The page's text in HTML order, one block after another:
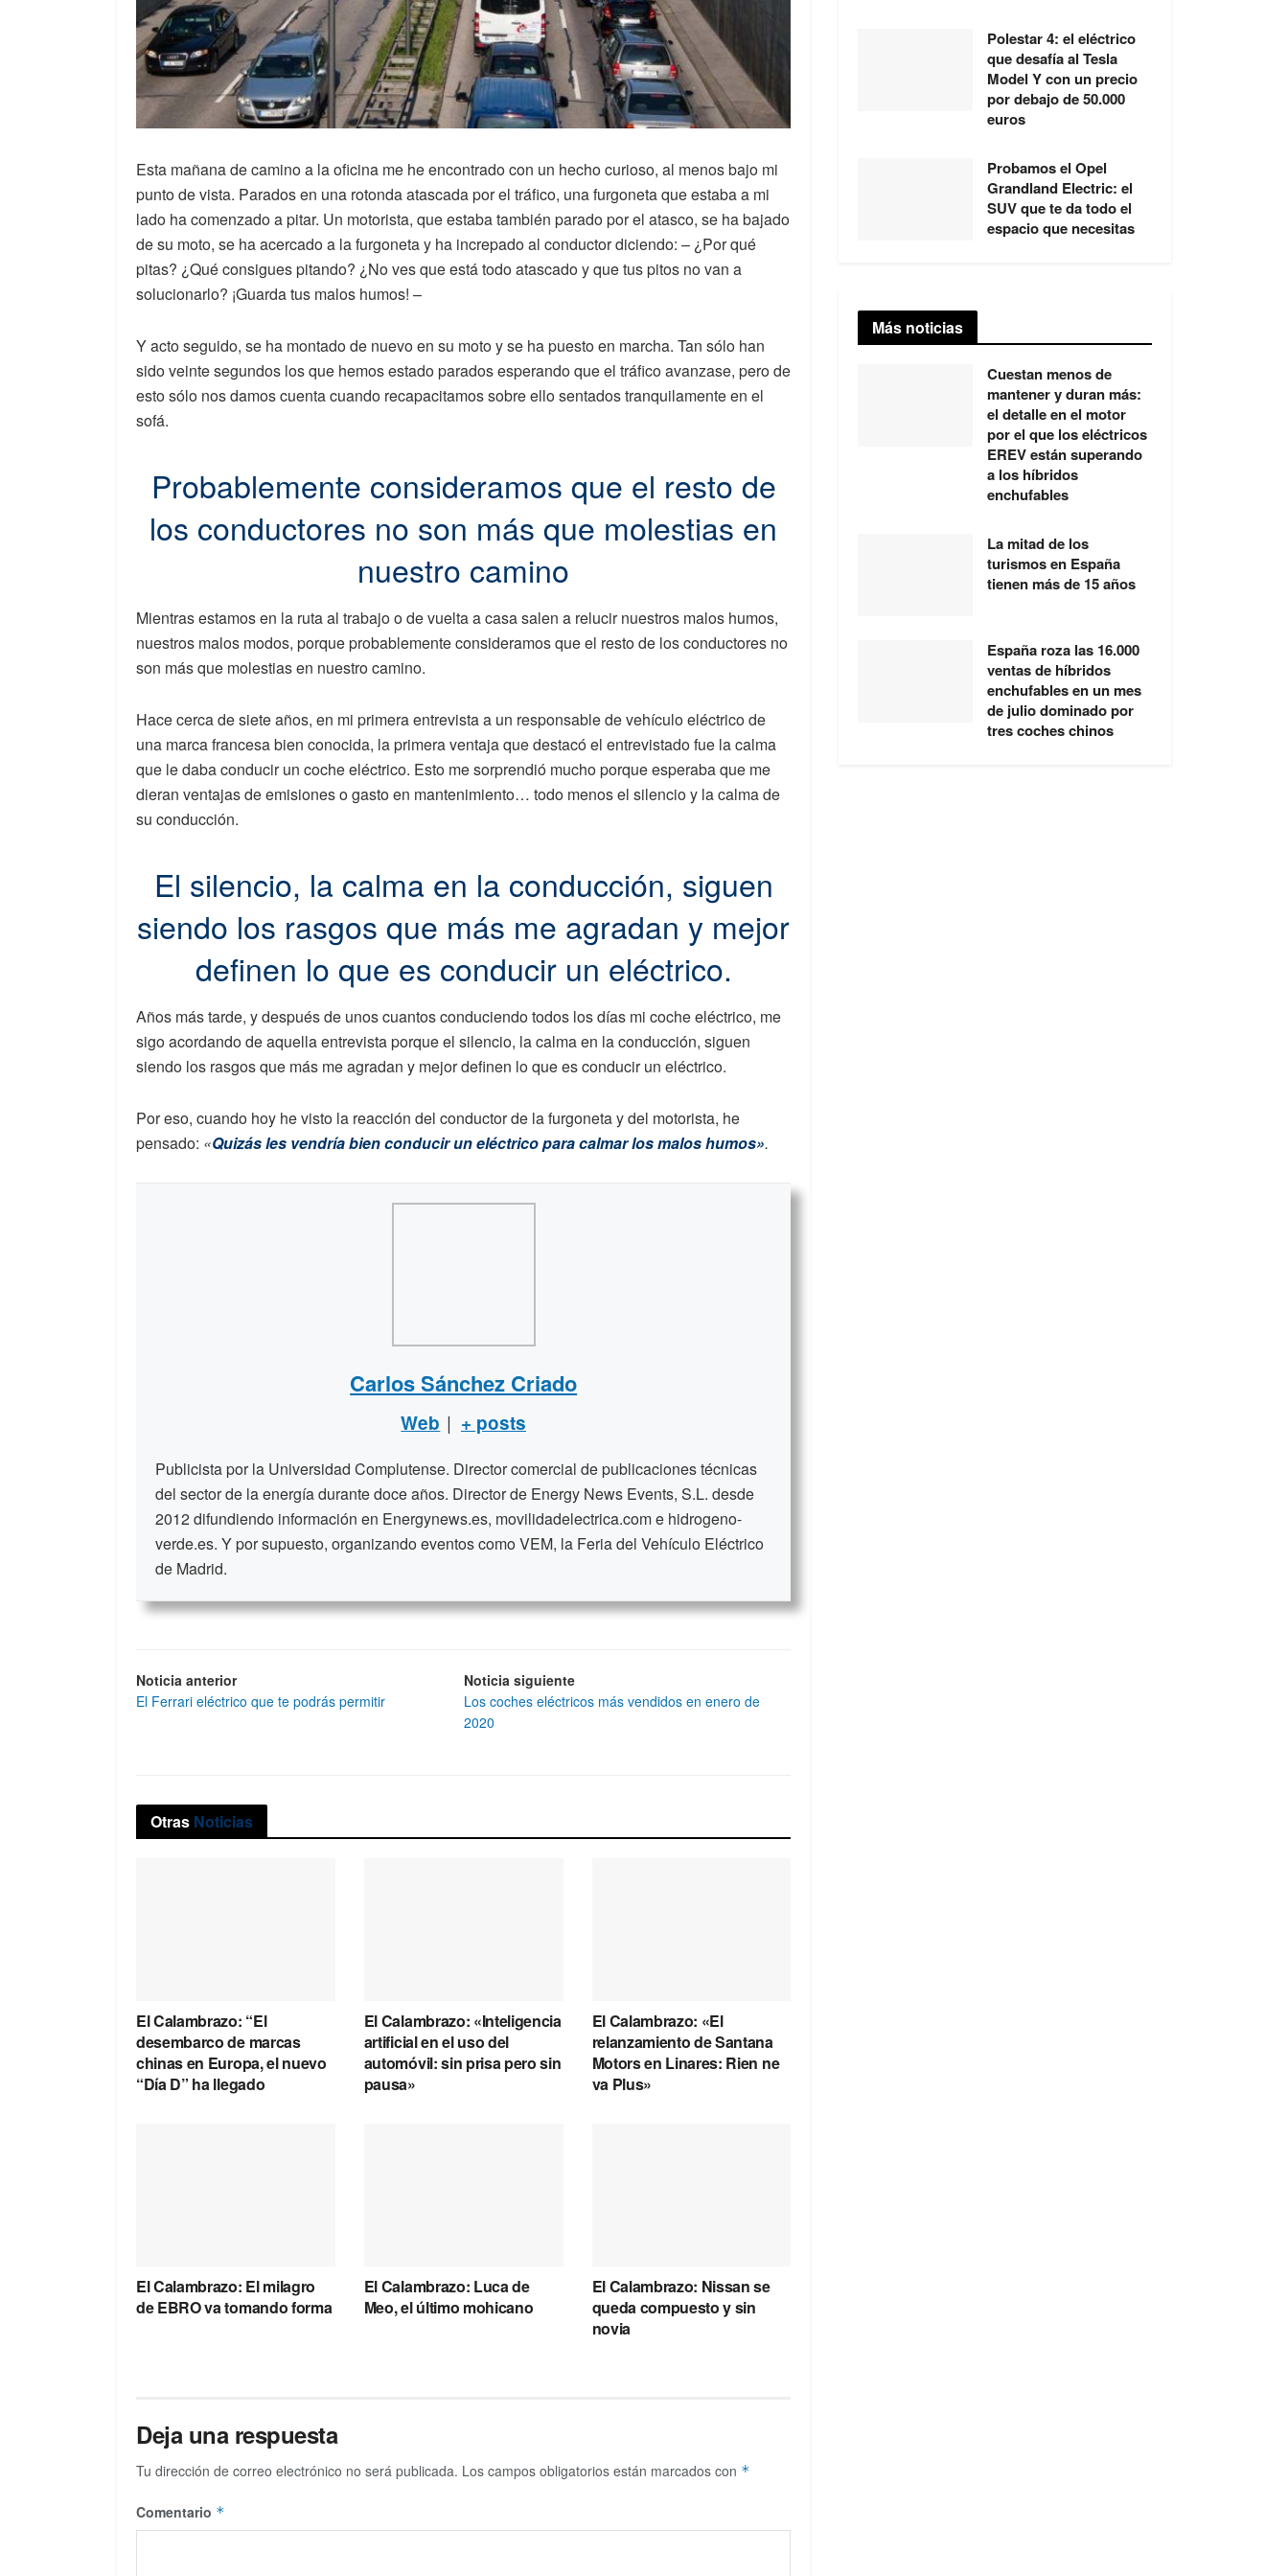
Esta mañana de camino a la oficina me he encontrado con un hecho curioso, al menos bajo mi
punto de vista. Parados en una rotonda atascada por el tráfico, una furgoneta que estaba a mi
lado ha comenzado a pitar. Un motorista, que estaba también parado por el atasco, se ha bajado
de su moto, se ha acercado a la furgoneta y ha increpado al conductor diciendo: – ¿Por qué
pitas? ¿Qué consigues pitando? ¿No ves que está todo atascado y que tus pitos no van a
solucionarlo? ¡Guarda tus malos humos! –
Y acto seguido, se ha montado de nuevo en su moto y se ha puesto en marcha. Tan sólo han
sido veinte segundos los que hemos estado parados esperando que el tráfico avanzase, pero de
esto sólo nos damos cuenta cuando recapacitamos sobre ello sentados tranquilamente en el
sofá.
Probablemente consideramos que el resto de
los conductores no son más que molestias en
nuestro camino
Mientras estamos en la ruta al trabajo o de vuelta a casa salen a relucir nuestros malos humos,
nuestros malos modos, porque probablemente consideramos que el resto de los conductores no
son más que molestias en nuestro camino.
Hace cerca de siete años, en mi primera entrevista a un responsable de vehículo eléctrico de
una marca francesa bien conocida, la primera ventaja que destacó el entrevistado fue la calma
que le daba conducir un coche eléctrico. Esto me sorprendió mucho porque esperaba que me
dieran ventajas de emisiones o gasto en mantenimiento… todo menos el silencio y la calma de
su conducción.
El silencio, la calma en la conducción, siguen
siendo los rasgos que más me agradan y mejor
definen lo que es conducir un eléctrico.
Años más tarde, y después de unos cuantos conduciendo todos los días mi coche eléctrico, me
sigo acordando de aquella entrevista porque el silencio, la calma en la conducción, siguen
siendo los rasgos que más me agradan y mejor definen lo que es conducir un eléctrico.
Por eso, cuando hoy he visto la reacción del conductor de la furgoneta y del motorista, he
pensado: «Quizás les vendría bien conducir un eléctrico para calmar los malos humos».
Carlos Sánchez Criado
Web | + posts
Publicista por la Universidad Complutense. Director comercial de publicaciones técnicas
del sector de la energía durante doce años. Director de Energy News Events, S.L. desde
2012 difundiendo información en Energynews.es, movilidadelectrica.com e hidrogeno-
verde.es. Y por supuesto, organizando eventos como VEM, la Feria del Vehículo Eléctrico
de Madrid.
Noticia anterior
El Ferrari eléctrico que te podrás permitir
Noticia siguiente
Los coches eléctricos más vendidos en enero de
2020
Otras Noticias
El Calambrazo: “El
desembarco de marcas
chinas en Europa, el nuevo
“Día D” ha llegado
El Calambrazo: «Inteligencia
artificial en el uso del
automóvil: sin prisa pero sin
pausa»
El Calambrazo: «El
relanzamiento de Santana
Motors en Linares: Rien ne
va Plus»
El Calambrazo: El milagro
de EBRO va tomando forma
El Calambrazo: Luca de
Meo, el último mohicano
El Calambrazo: Nissan se
queda compuesto y sin
novia
Deja una respuesta
Tu dirección de correo electrónico no será publicada. Los campos obligatorios están marcados con *
Comentario *
Polestar 4: el eléctrico
que desafía al Tesla
Model Y con un precio
por debajo de 50.000
euros
Probamos el Opel
Grandland Electric: el
SUV que te da todo el
espacio que necesitas
Más noticias
Cuestan menos de
mantener y duran más:
el detalle en el motor
por el que los eléctricos
EREV están superando
a los híbridos
enchufables
La mitad de los
turismos en España
tienen más de 15 años
España roza las 16.000
ventas de híbridos
enchufables en un mes
de julio dominado por
tres coches chinos